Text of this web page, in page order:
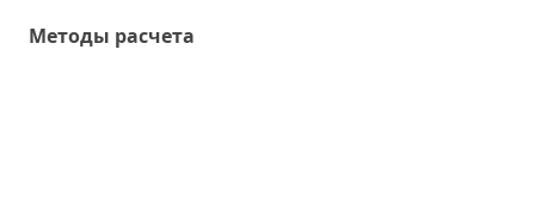
Методы расчета